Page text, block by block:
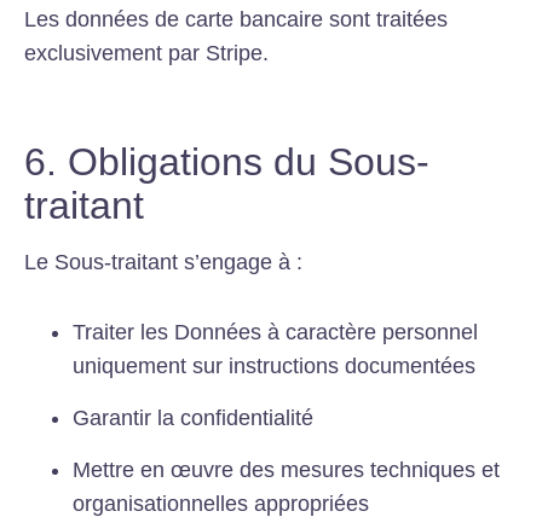
Les données de carte bancaire sont traitées
exclusivement par Stripe.
6. Obligations du Sous-
traitant
Le Sous-traitant s’engage à :
Traiter les Données à caractère personnel
uniquement sur instructions documentées
Garantir la confidentialité
Mettre en œuvre des mesures techniques et
organisationnelles appropriées